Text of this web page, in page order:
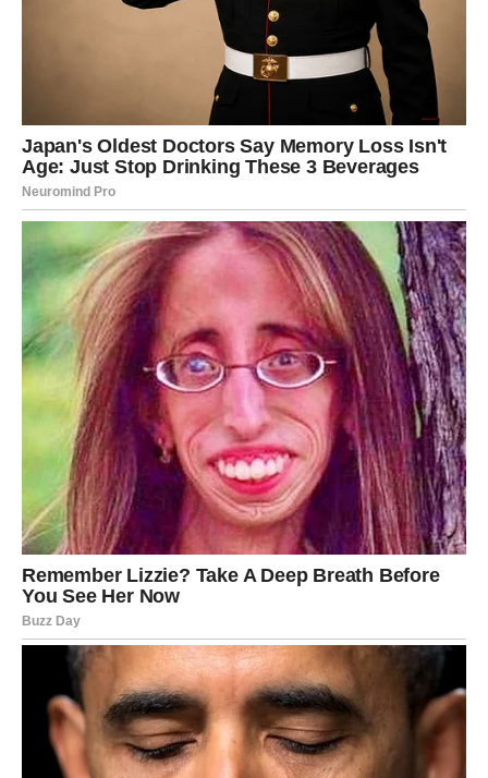
emocije koje do sada niste ozbiljno shvatali. Ipak, danas
ne donosite konačne odluke – danas
shvatate šta vam
, a to saznanje je neprocenjivo.
POSAO I ODGOVORNOSTI –
vreme je da postavite granice
Na poslovnom planu, 14. januar je dan u kojem Vaga
shvata dane može svima biti sve. Ako ste u prethodnom
periodu preuzimali tuđe obaveze, radili više nego što je
vaš deo ili se trudili da održite mir po cenu sopstvene
energije, danas dolazi trenutak buđenja.
Ovo je odličan dan za razgovore, pregovore i postavljanje
jasnih granica. Ne kroz sukob, već kroz argumente, miran
ton i jasne stavove. Danas vaša reč ima težinu jer dolazi
iz mesta unutrašnje sigurnosti. Kolege i nadređeni mogu
vas posmatrati sa više poštovanja nego što mislite,
naročito ako pokažete da znate svoju vrednost.
Za Vage koje razmišljaju o promeni posla, pravca ili
projekta, 14. januar donosi
vreme za konkretan potez, ali jeste za jasnu odluku u
sebi: šta više ne želite i šta vam je neophodno da biste se
osećali ispunjeno. Ovo je dan kada shvatate da
profesionalni uspeh nema smisla ako dolazi uz stalnu
iscrpljenost.